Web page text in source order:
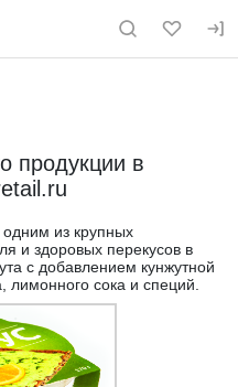
сайту
продукции в
из крупных
и здоровых перекусов в
с добавлением кунжутной
лимонного сока и специй.